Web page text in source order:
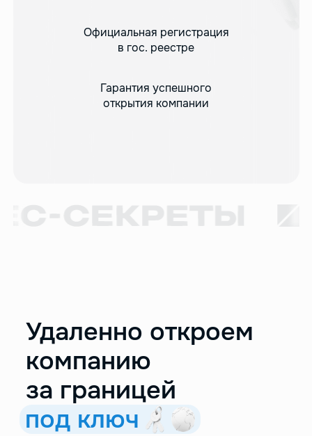
Официальная регистрация
в гос. реестре
Гарантия успешного
открытия компании
Удаленно откроем
компанию
за границей
под ключ